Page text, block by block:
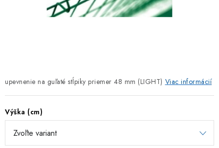
VIAZACIE DRÔTY
INŠPIRUJTE SA
Obchodné podmienky
Reklamačný poriadok
Podmienky ochrany osobných údajov
upevnenie na guľaté stĺpiky priemer 48 mm (LIGHT) Viac informácií
Výška (cm)